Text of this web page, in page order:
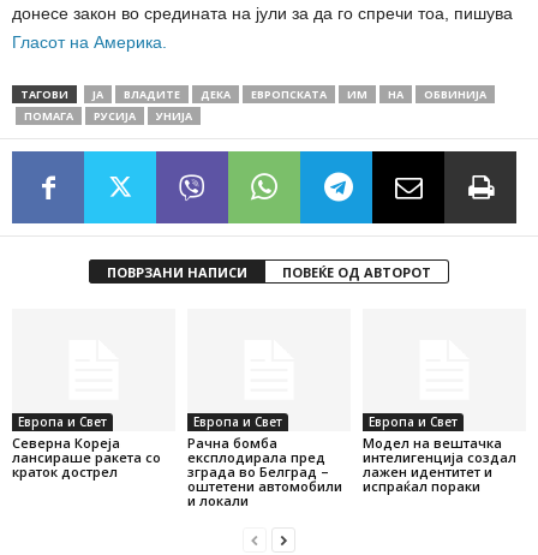
донесе закон во средината на јули за да го спречи тоа, пишува
Гласот на Америка.
ТАГОВИ ЈА ВЛАДИТЕ ДЕКА ЕВРОПСКАТА ИМ НА
ОБВИНИЈА
ПОМАГА
РУСИЈА УНИЈА
ПОВРЗАНИ НАПИСИ ПОВЕЌЕ ОД АВТОРОТ
Европа и Свет
Северна Кореја
лансираше ракета со
краток дострел
Европа и Свет
Рачна бомба
експлодирала пред
зграда во Белград –
оштетени автомобили
и локали
Европа и Свет
Модел на вештачка
интелигенција создал
лажен идентитет и
испраќал пораки